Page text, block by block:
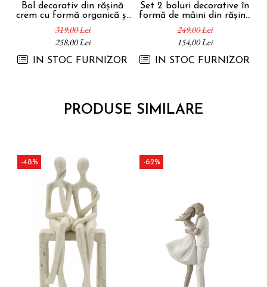
Bol decorativ din rășină
crem cu formă organică și
design modern sculptural
Stons 31 x 31 x 9 cm
319,00 Lei
258,00 Lei
IN STOC FURNIZOR
Set 2 boluri decorative în
formă de mâini din rășină
bej Hands Stons
22.7x20x7.3 cm
249,00 Lei
154,00 Lei
IN STOC FURNIZOR
PRODUSE SIMILARE
-48% -62%